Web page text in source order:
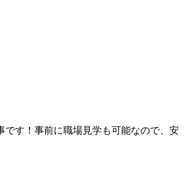
す！事前に職場見学も可能なので、安